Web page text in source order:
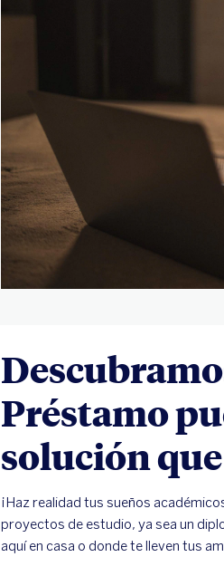
Préstamo
solución
¡Haz realidad tus sueños
proyectos de estudio, ya sea un
aquí en casa o donde te lleven tus